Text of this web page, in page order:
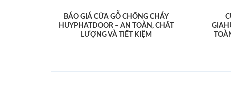
BÁO GIÁ CỬA GỖ CHỐNG CHÁY
HUYPHATDOOR – AN TOÀN, CHẤT
LƯỢNG VÀ TIẾT KIỆM